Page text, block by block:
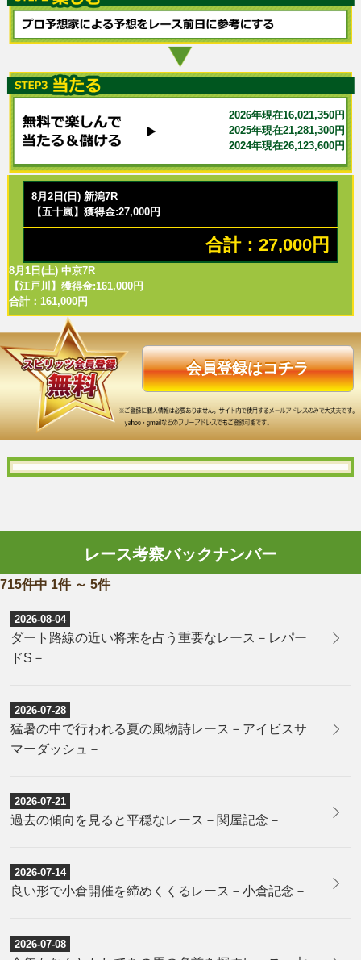
2026年現在16,021,350円
2025年現在21,281,300円
2024年現在26,123,600円
8月2日(日) 新潟7R
【五十嵐】獲得金:27,000円
合計：27,000円
8月1日(土) 中京7R
【江戸川】獲得金:161,000円
合計：161,000円
会員登録はコチラ
レース考察バックナンバー
715件中 1件 ～ 5件
2026-08-04
ダート路線の近い将来を占う重要なレース－レパー
ドS－
2026-07-28
猛暑の中で行われる夏の風物詩レース－アイビスサ
マーダッシュ－
2026-07-21
過去の傾向を見ると平穏なレース－関屋記念－
2026-07-14
良い形で小倉開催を締めくくるレース－小倉記念－
2026-07-08